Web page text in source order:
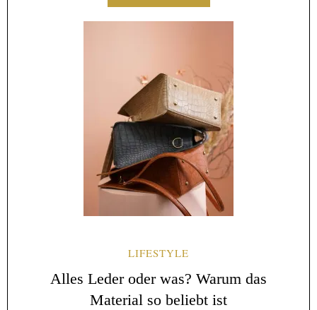
LIFESTYLE
Alles Leder oder was? Warum das
Material so beliebt ist